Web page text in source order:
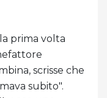
prima volta
scrisse che
subito".